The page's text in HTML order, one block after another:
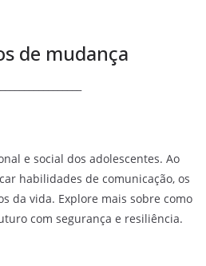
de mudança
e social dos adolescentes. Ao
habilidades de comunicação, os
da vida. Explore mais sobre como
com segurança e resiliência.